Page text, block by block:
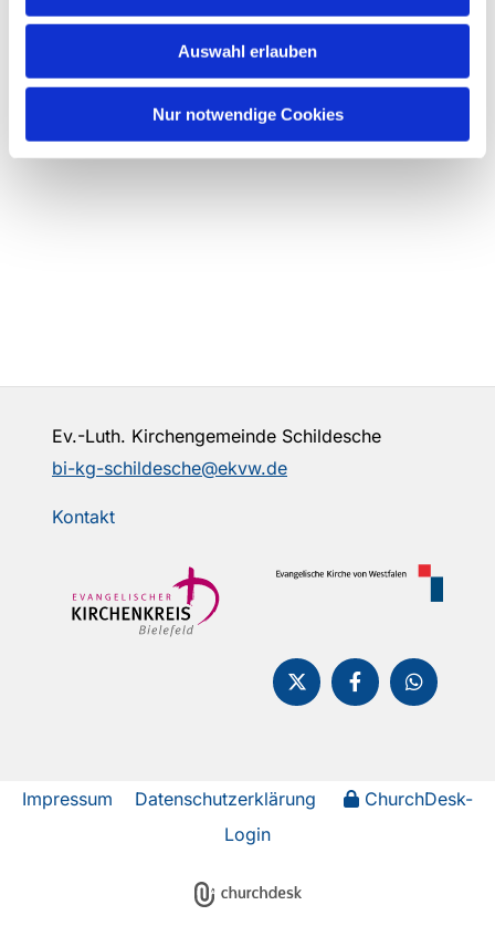
Auswahl erlauben
Nur notwendige Cookies
Ev.-Luth. Kirchengemeinde Schildesche
bi-kg-schildesche@ekvw.de
Kontakt
Impressum Datenschutzerklärung
ChurchDesk-
Login